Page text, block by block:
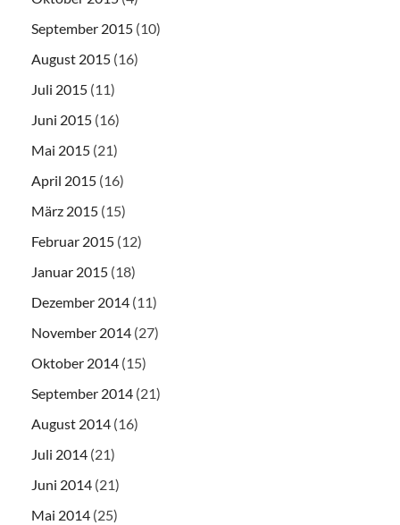
September 2015 (10)
August 2015 (16)
Juli 2015 (11)
Juni 2015 (16)
Mai 2015 (21)
April 2015 (16)
März 2015 (15)
Februar 2015 (12)
Januar 2015 (18)
Dezember 2014 (11)
November 2014 (27)
Oktober 2014 (15)
September 2014 (21)
August 2014 (16)
Juli 2014 (21)
Juni 2014 (21)
Mai 2014 (25)